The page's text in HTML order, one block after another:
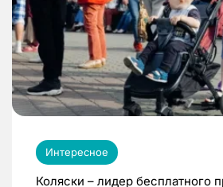
Интересное
Коляски – лидер бесплатного